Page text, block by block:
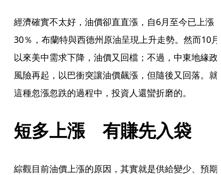
經濟確實不太好，油價卻直直漲，自6月至今已上漲
30％，布蘭特與西德州原油呈現上升走勢。然而10月
以來美中需求下降，油價又回檔；不過，中東地緣政
風險再起，以巴衝突讓油價飆漲，但隨後又回落。就
這種忽漲忽跌的過程中，投資人還蠻折磨的。
短多上漲　有賺先入袋
綜觀目前油價上漲的原因，其實就是供給變少、預期